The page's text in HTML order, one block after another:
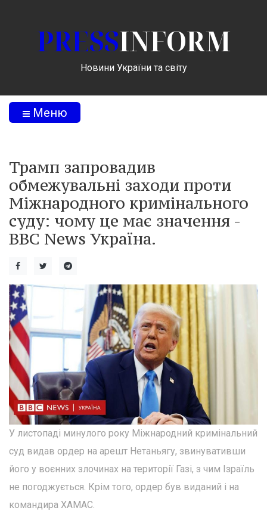
PRESSINFORM
Новини України та світу
Меню
Трамп запровадив
обмежувальні заходи проти
Міжнародного кримінального
суду: чому це має значення -
BBC News Україна.
У листопаді минулого року Міжнародний кримінальний
суд видав ордер на арешт Нетаньягу, звинувативши
його у воєнних злочинах на території Газі, з чим Ізраїль
не погоджується. Крім того, ордер був виданий і на
командира ХАМАС.